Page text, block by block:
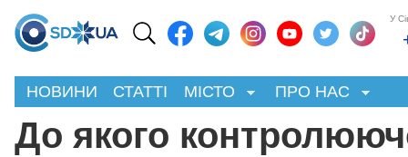
У
НОВИНИ СТАТТІ МІСТО ПРО НАС
До якого